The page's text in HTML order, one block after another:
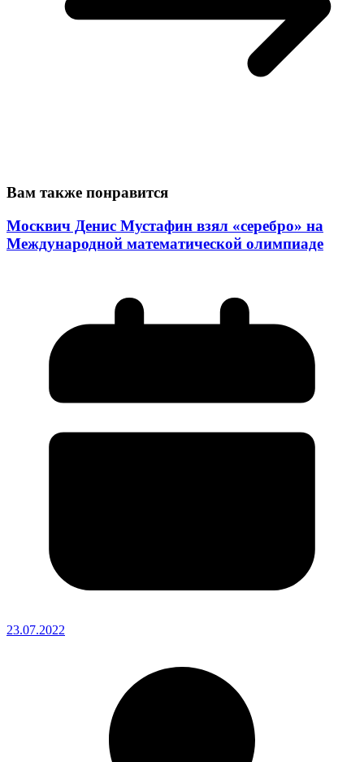
Вам также понравится
Москвич Денис Мустафин взял «серебро» на
Международной математической олимпиаде
23.07.2022